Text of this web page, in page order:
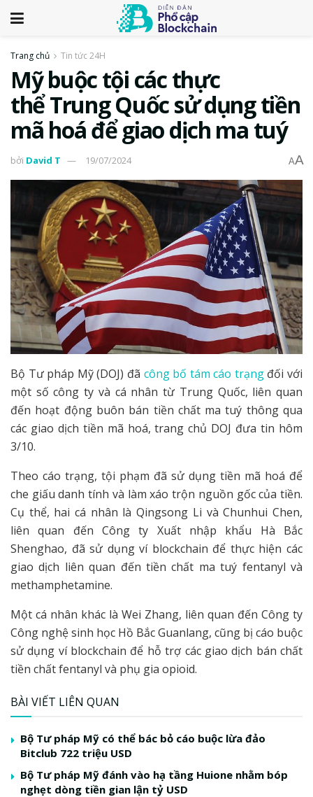
Trang chủ Tin tức 24H
Mỹ buộc tội các thực
thể Trung Quốc sử dụng tiền
mã hoá để giao dịch ma tuý
bởi David T 19/07/2024 AA
Bộ Tư pháp Mỹ (DOJ) đã công bố tám cáo trạngđối với
một số công ty và cá nhân từ Trung Quốc, liên quan
đến hoạt động buôn bán tiền chất ma tuý thông qua
các giao dịch tiền mã hoá, trang chủ DOJ đưa tin hôm
3/10.
Theo cáo trạng, tội phạm đã sử dụng tiền mã hoá để
che giấu danh tính và làm xáo trộn nguồn gốc của tiền.
Cụ thể, hai cá nhân là Qingsong Li và Chunhui Chen,
liên quan đến Công ty Xuất nhập khẩu Hà Bắc
Shenghao, đã sử dụng ví blockchain để thực hiện các
giao dịch liên quan đến tiền chất ma tuý fentanyl và
methamphetamine.
Một cá nhân khác là Wei Zhang, liên quan đến Công ty
Công nghệ sinh học Hồ Bắc Guanlang, cũng bị cáo buộc
sử dụng ví blockchain để hỗ trợ các giao dịch bán chất
tiền chất fentanyl và phụ gia opioid.
BÀI VIẾT LIÊN QUAN
Bộ Tư pháp Mỹ có thể bác bỏ cáo buộc lừa đảo
Bitclub 722 triệu USD
Bộ Tư pháp Mỹ đánh vào hạ tầng Huione nhằm bóp
nghẹt dòng tiền gian lận tỷ USD